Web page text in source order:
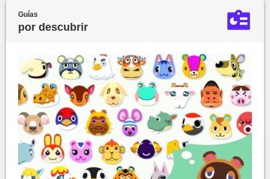
Guías
por descubrir